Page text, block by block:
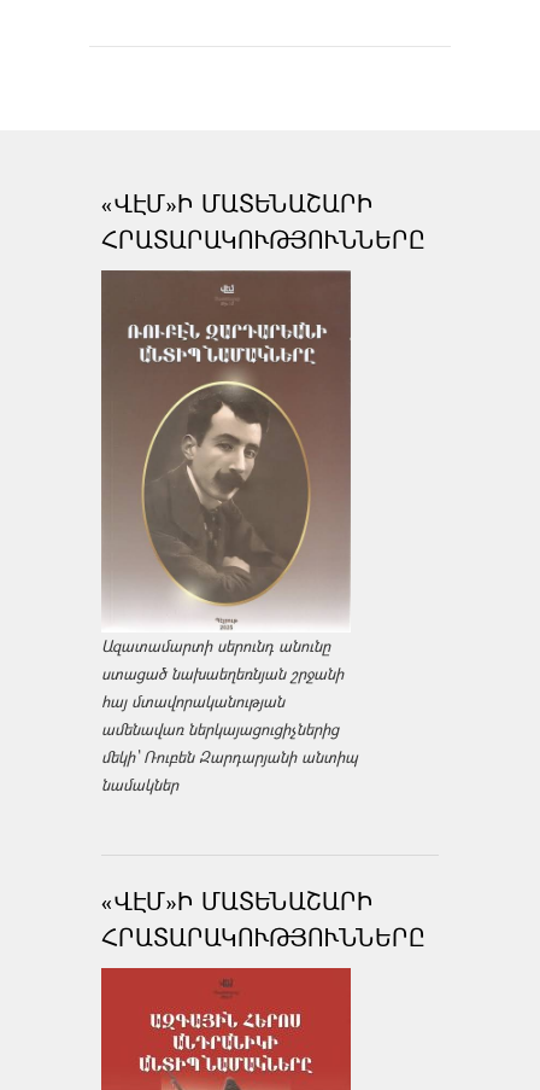
«ՎԷՄ»Ի ՄԱՏԵՆԱՇԱՐԻ
ՀՐԱՏԱՐԱԿՈՒԹՅՈՒՆՆԵՐԸ
Ազատամարտի սերունդ անունը
ստացած նախաեղեռնյան շրջանի
հայ մտավորականության
ամենավառ ներկայացուցիչներից
մեկի՝ Ռուբեն Զարդարյանի անտիպ
նամակներ
«ՎԷՄ»Ի ՄԱՏԵՆԱՇԱՐԻ
ՀՐԱՏԱՐԱԿՈՒԹՅՈՒՆՆԵՐԸ